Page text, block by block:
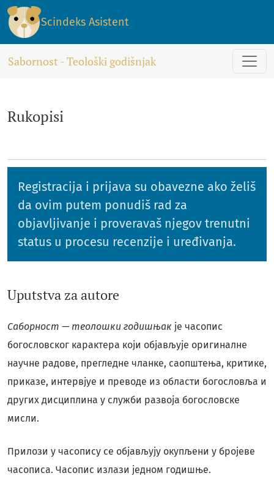
Rukopisi
Scindeks Asistent
Sabornost - Teološki godišnjak
Rukopisi
Registracija i prijava su obavezne ako želiš
da ovim putem ponudiš rad za
objavljivanje i proveravaš njegov trenutni
status u procesu recenzije i uređivanja.
Uputstva za autore
Саборност — теолошки годишњак је часопис
богословског карактера који објављује оригиналне
научне радове, прегледне чланке, саопштења, критике,
приказе, интервјуе и преводе из области богословља и
других дисциплина у служби развоја богословске
мисли.
Прилози у часопису се објављују окупљени у бројеве
часописа. Часопис излази једном годишње.